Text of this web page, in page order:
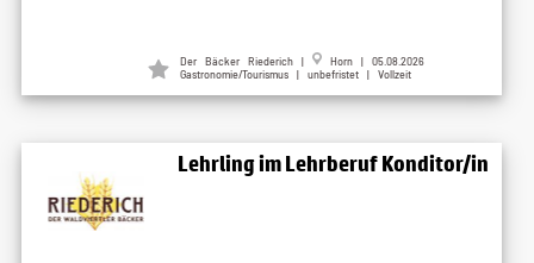
Der Bäcker Riederich |
Horn | 05.08.2026
Gastronomie/Tourismus | unbefristet | Vollzeit
Lehrling im Lehrberuf Konditor/in